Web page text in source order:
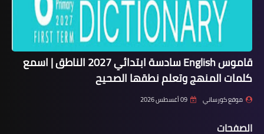
قاموس English سادسة ابتدائي 2027 الناطق | اسمع
كلمات المنهج وتعلم نطقها الصحيح
موقع كورساتي 09 أغسطس 2026
الصفحات